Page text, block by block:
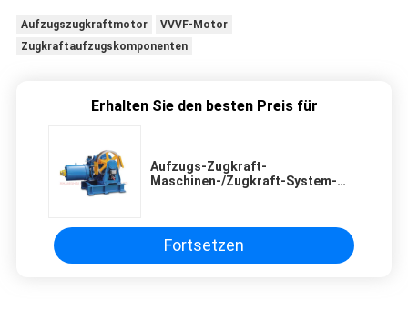
Aufzugszugkraftmotor
VVVF-Motor
Zugkraftaufzugskomponenten
Erhalten Sie den besten Preis für
Aufzugs-Zugkraft-
Maschinen-/Zugkraft-System-
Fortsetzen